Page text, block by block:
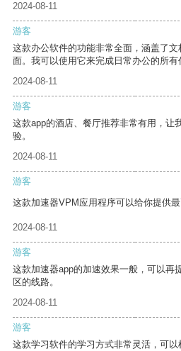
2024-08-11
游客
这款办公软件的功能非常全面，涵盖了
面。我可以使用它来完成日常办公的所有
2024-08-11
游客
这款app的酒店、餐厅推荐非常有用，让
验。
2024-08-11
游客
这款加速器VPM应用程序可以给你提供最
2024-08-11
游客
这款加速器app的加速效果一般，可以再
区的线路。
2024-08-11
游客
这款学习软件的学习方式非常灵活，可